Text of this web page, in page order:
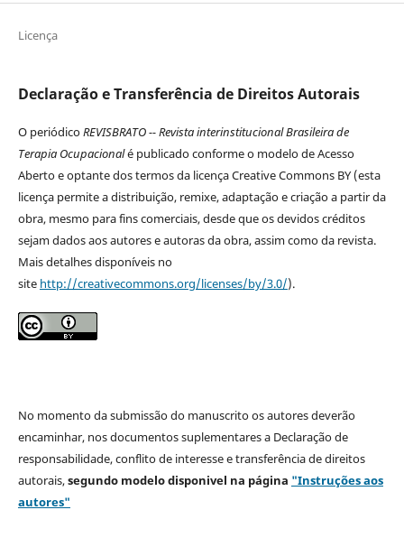
Licença
Declaração e Transferência de Direitos Autorais
O periódicoREVISBRATO -- Revista interinstitucional Brasileira de
Terapia Ocupacionalé publicado conforme o modelo de Acesso
Aberto e optante dos termos da licença Creative Commons BY (esta
licença permite a distribuição, remixe, adaptação e criação a partir da
obra, mesmo para fins comerciais, desde que os devidos créditos
sejam dados aos autores e autoras da obra, assim como da revista.
Mais detalhes disponíveis no
site http://creativecommons.org/licenses/by/3.0/).
No momento da submissão do manuscrito os autores deverão
encaminhar, nos documentos suplementares a Declaração de
responsabilidade, conflito de interesse e transferência de direitos
autorais,segundo modelodisponivel na página "Instruções aos
autores"